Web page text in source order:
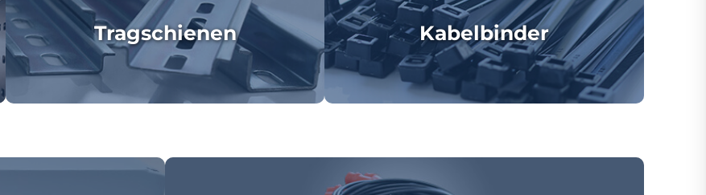
Tragschienen Kabelbinder